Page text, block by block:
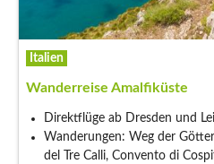
Italien
Wanderreise Amalfiküste
Direktflüge ab Dresden und
Wanderungen: Weg der
del Tre Calli, Convento di